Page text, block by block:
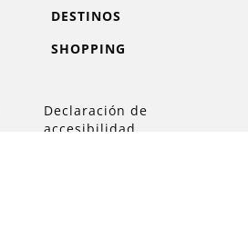
DESTINOS
SHOPPING
Declaración de
accesibilidad